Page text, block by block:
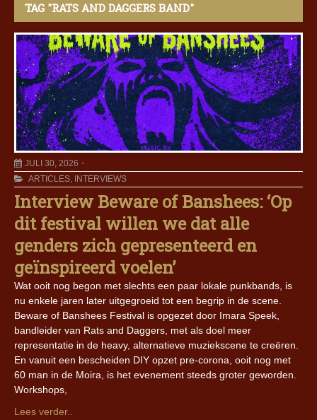
TAG "RATS AND DAGGERS BAND"
JULI 30, 2026
ARTICLES, INTERVIEWS
Interview Beware of Banshees: ‘Op
dit festival willen we dat alle
genders zich gepresenteerd en
geïnspireerd voelen’
Wat ooit nog begon met slechts een paar lokale punkbands, is
nu enkele jaren later uitgegroeid tot een begrip in de scene.
Beware of Banshees Festival is opgezet door Imara Speek,
bandleider van Rats and Daggers, met als doel meer
representatie in de heavy, alternatieve muziekscene te creëren.
En vanuit een bescheiden DIY opzet pre-corona, ooit nog met
60 man in de Moira, is het evenement steeds groter geworden.
Workshops,
Lees verder..